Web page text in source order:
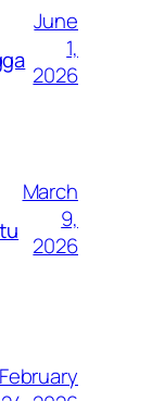
June
1,
2026
March
9,
2026
February